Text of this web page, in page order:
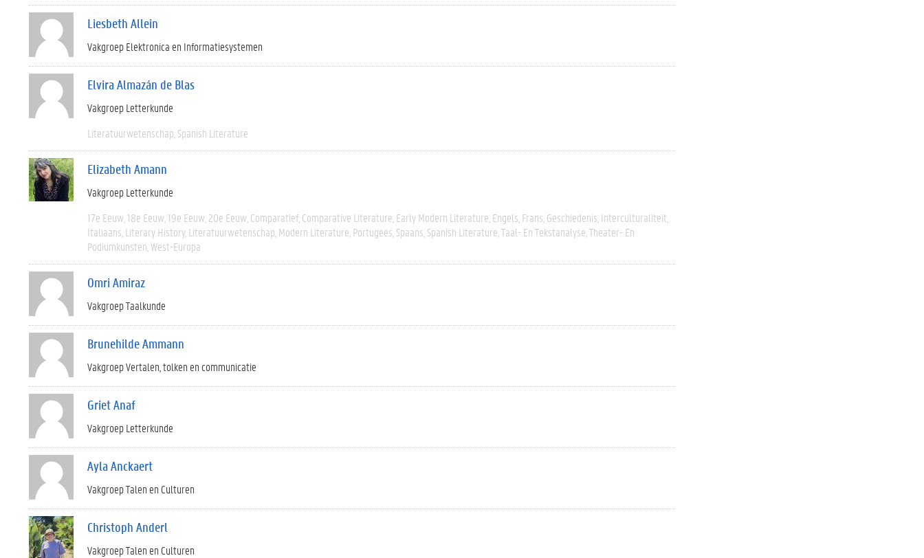
Liesbeth Allein
Vakgroep Elektronica en Informatiesystemen
Elvira Almazán de Blas
Vakgroep Letterkunde
Literatuurwetenschap Spanish Literature
Elizabeth Amann
Vakgroep Letterkunde
17e Eeuw 18e Eeuw 19e Eeuw 20e Eeuw Comparatief Comparative Literature Early Modern Literature Engels Frans Geschiedenis Interculturaliteit
Italiaans Literary History Literatuurwetenschap Modern Literature Portugees Spaans Spanish Literature Taal- En Tekstanalyse Theater- En
Podiumkunsten West-Europa
Omri Amiraz
Vakgroep Taalkunde
Brunehilde Ammann
Vakgroep Vertalen, tolken en communicatie
Griet Anaf
Vakgroep Letterkunde
Ayla Anckaert
Vakgroep Talen en Culturen
Christoph Anderl
Vakgroep Talen en Culturen